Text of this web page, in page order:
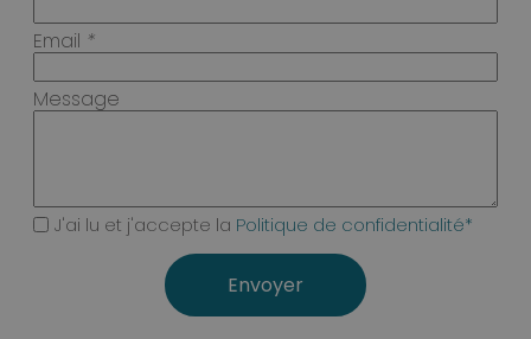
Email *
Message
J'ai lu et j'accepte la Politique de confidentialité*